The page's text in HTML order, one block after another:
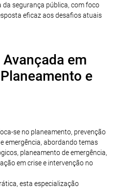
segurança pública, com foco
eficaz aos desafios atuais
em
e
se no planeamento, prevenção
emergência, abordando temas
planeamento de emergência,
em crise e intervenção no
esta especialização